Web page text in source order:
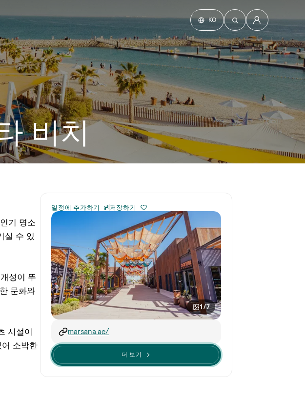
KO
비치
기 명소
실 수 있
성이 뚜
문화와
시설이
소박한
일정에 추가하기 저장하기
1/7
marsana.ae/
더 보기